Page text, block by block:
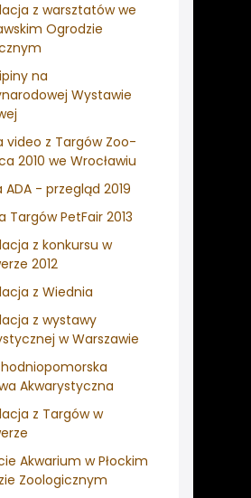
z warsztatów we
Ogrodzie
na
Wystawie
video z Targów Zoo-
2010 we Wrocławiu
ADA - przegląd 2019
Targów PetFair 2013
z konkursu w
2012
z Wiednia
z wystawy
w Warszawie
Akwarystyczna
z Targów w
Akwarium w Płockim
Zoologicznym